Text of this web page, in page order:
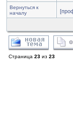
Вернуться к
началу
Страница 23 из 23